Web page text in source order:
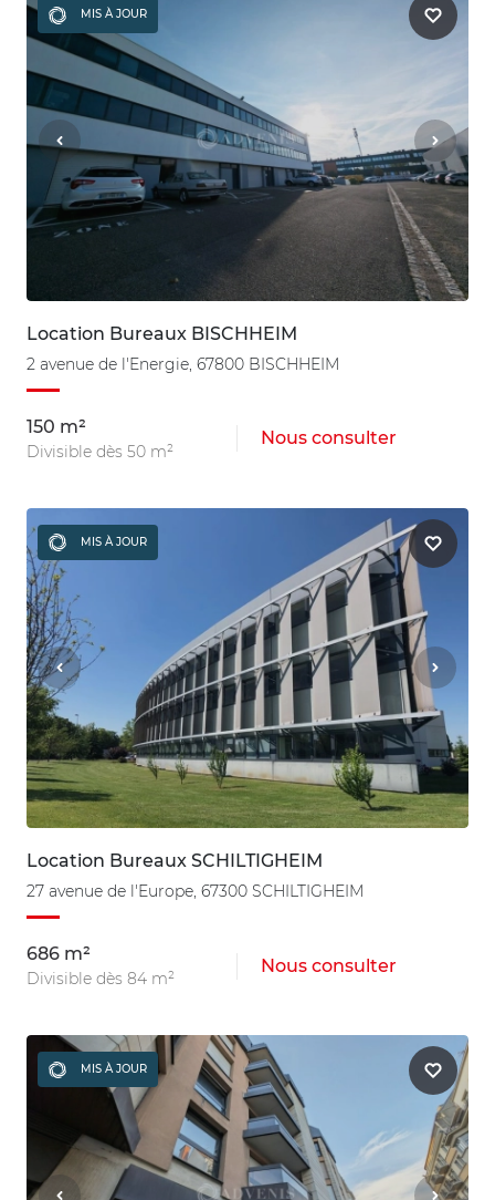
MIS À JOUR
Location Bureaux BISCHHEIM
2 avenue de l'Energie, 67800 BISCHHEIM
150 m²
Divisible dès 50 m²
Nous consulter
MIS À JOUR
Location Bureaux SCHILTIGHEIM
27 avenue de l'Europe, 67300 SCHILTIGHEIM
686 m²
Divisible dès 84 m²
Nous consulter
MIS À JOUR